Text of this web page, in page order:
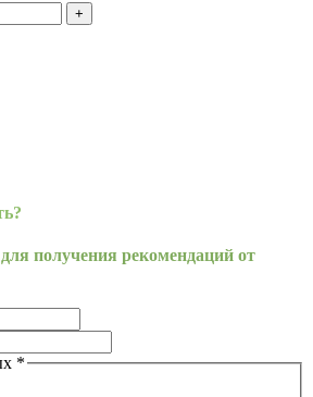
получения рекомендаций от
*